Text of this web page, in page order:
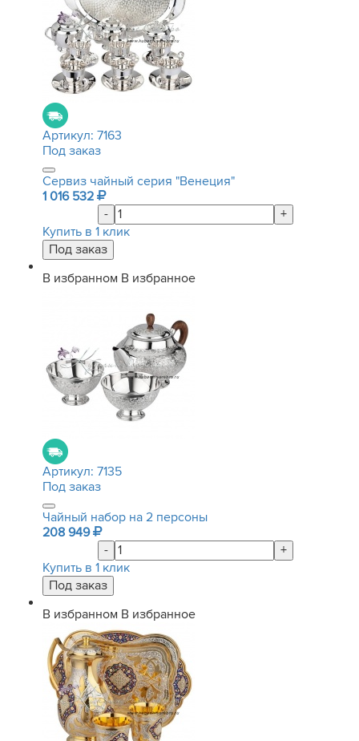
Артикул: 7163
Под заказ
Сервиз чайный серия "Венеция"
1 016 532
-
+
Купить в 1 клик
В избранном В избранное
Артикул: 7135
Под заказ
Чайный набор на 2 персоны
208 949
-
+
Купить в 1 клик
В избранном В избранное